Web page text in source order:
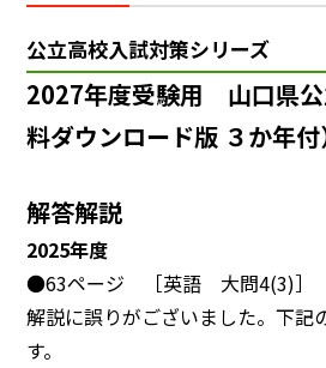
公立高校入試対策シリーズ
2027年度受験用 山口県公
料ダウンロード版 ３か年付
解答解説
2025年度
●63ページ ［英語 大問4(3)］
解説に誤りがございました。下記
す。